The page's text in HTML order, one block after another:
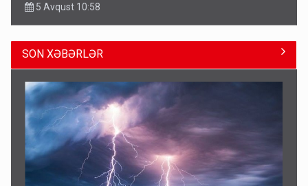
5 Avqust 10:58
SON XƏBƏRLƏR